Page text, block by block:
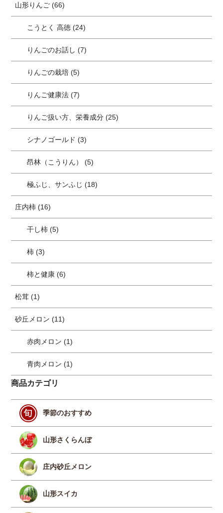
山形りんご (66)
こうとく 高徳 (24)
りんごのお話し (7)
りんごの栽培 (5)
りんご健康法 (7)
りんご扱い方、栄養成分 (25)
シナノゴールド (3)
昂林（こうりん） (5)
極ふじ、サンふじ (18)
庄内柿 (16)
干し柿 (5)
柿 (3)
柿と健康 (6)
松茸 (1)
砂丘メロン (11)
赤肉メロン (1)
青肉メロン (1)
商品カテゴリ
季節のおすすめ
山形さくらんぼ
庄内砂丘メロン
山形スイカ